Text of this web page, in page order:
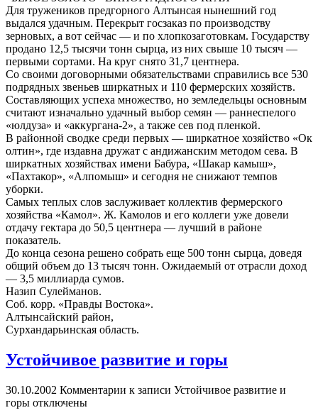
Для тружеников предгорного Алтынсая нынешний год
выдался удачным. Перекрыт госзаказ по производству
зерновых, а вот сейчас — и по хлопкозаготовкам. Государству
продано 12,5 тысячи тонн сырца, из них свыше 10 тысяч —
первыми сортами. На круг снято 31,7 центнера.
Со своими договорными обязательствами справились все 530
подрядных звеньев ширкатных и 110 фермерских хозяйств.
Составляющих успеха множество, но земледельцы основным
считают изначально удачный выбор семян — раннеспелого
«юлдуза» и «аккургана-2», а также сев под пленкой.
В районной сводке среди первых — ширкатное хозяйство «Ок
олтин», где издавна дружат с андижанским методом сева. В
ширкатных хозяйствах имени Бабура, «Шакар камыш»,
«Пахтакор», «Алпомыш» и сегодня не снижают темпов
уборки.
Самых теплых слов заслуживает коллектив фермерского
хозяйства «Камол». Ж. Камолов и его коллеги уже довели
отдачу гектара до 50,5 центнера — лучший в районе
показатель.
До конца сезона решено собрать еще 500 тонн сырца, доведя
общий объем до 13 тысяч тонн. Ожидаемый от отрасли доход
— 3,5 миллиарда сумов.
Назип Сулейманов.
Соб. корр. «Правды Востока».
Алтынсайский район,
Сурхандарьинская область.
Устойчивое развитие и горы
30.10.2002 Комментарии к записи Устойчивое развитие и
горы отключены